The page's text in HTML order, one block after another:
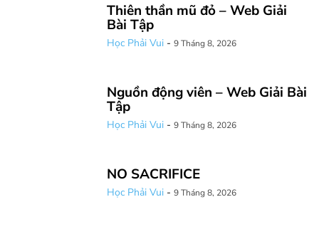
Thiên thần mũ đỏ – Web Giải
Bài Tập
Học Phải Vui - 9 Tháng 8, 2026
Nguồn động viên – Web Giải Bài
Tập
Học Phải Vui - 9 Tháng 8, 2026
NO SACRIFICE
Học Phải Vui - 9 Tháng 8, 2026